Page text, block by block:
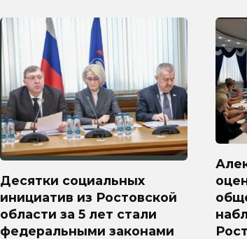
Десятки социальных
инициатив из Ростовской
области за 5 лет стали
федеральными законами